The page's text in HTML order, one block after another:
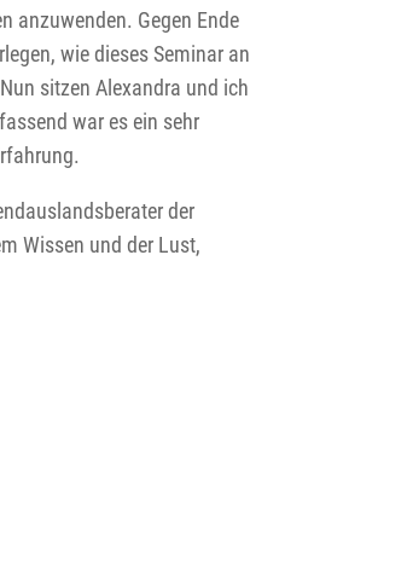
anzuwenden. Gegen Ende
wie dieses Seminar an
sitzen Alexandra und ich
war es ein sehr
der
Wissen und der Lust,